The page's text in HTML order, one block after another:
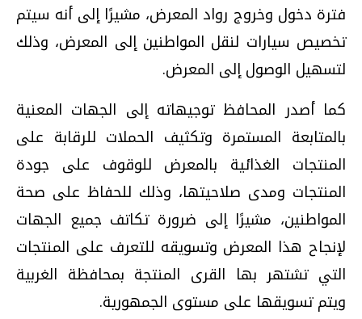
فترة دخول وخروج رواد المعرض، مشيرًا إلى أنه سيتم
تخصيص سيارات لنقل المواطنين إلى المعرض، وذلك
لتسهيل الوصول إلى المعرض.
كما أصدر المحافظ توجيهاته إلى الجهات المعنية
بالمتابعة المستمرة وتكثيف الحملات للرقابة على
المنتجات الغذائية بالمعرض للوقوف على جودة
المنتجات ومدى صلاحيتها، وذلك للحفاظ على صحة
المواطنين، مشيرًا إلى ضرورة تكاتف جميع الجهات
لإنجاح هذا المعرض وتسويقه للتعرف على المنتجات
التي تشتهر بها القرى المنتجة بمحافظة الغربية
ويتم تسويقها على مستوى الجمهورية.